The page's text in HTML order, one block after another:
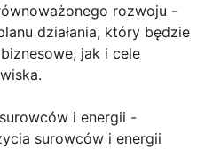
rozwoju -
działania, który będzie
jak i cele
i energii -
surowców i energii